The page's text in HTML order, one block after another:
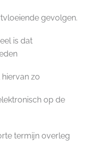
gevolgen.
is dat
zo
op de
termijn overleg